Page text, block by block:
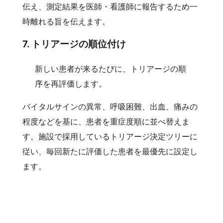
伝え、測定結果を医師・看護師に報告するため一
時離れる旨を伝えます。
7. トリアージの順位付け
新しい患者が来るたびに、トリアージの順
序を再評価します。
バイタルサインの異常、呼吸困難、出血、痛みの
程度などを基に、患者を重症度順に並べ替えま
す。施設で採用しているトリアージ決定ツリーに
従い、毎回新たに評価した患者を最優先に設定し
ます。